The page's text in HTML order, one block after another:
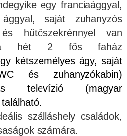
egy franciaággyal,
saját zuhanyzós
hűtőszekrénnyel van
a hét 2 fős faház
kétszemélyes ágy, saját
és zuhanyzókabin)
televízió (magyar
szálláshely családok,
számára.